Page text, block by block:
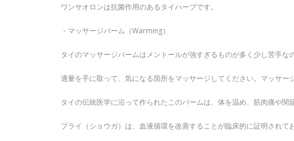
ワンサオロンは抗菌作用のあるタイハーブです。
・マッサージバーム（Warming）
タイのマッサージバームはメントールが強すぎるものが多く少し苦手
適量を手に取って、気になる箇所をマッサージしてください。マッサ
タイの伝統医学に沿って作られたこのバームは、体を温め、筋肉痛や関
プライ（ショウガ）は、血液循環を改善することが臨床的に証明され